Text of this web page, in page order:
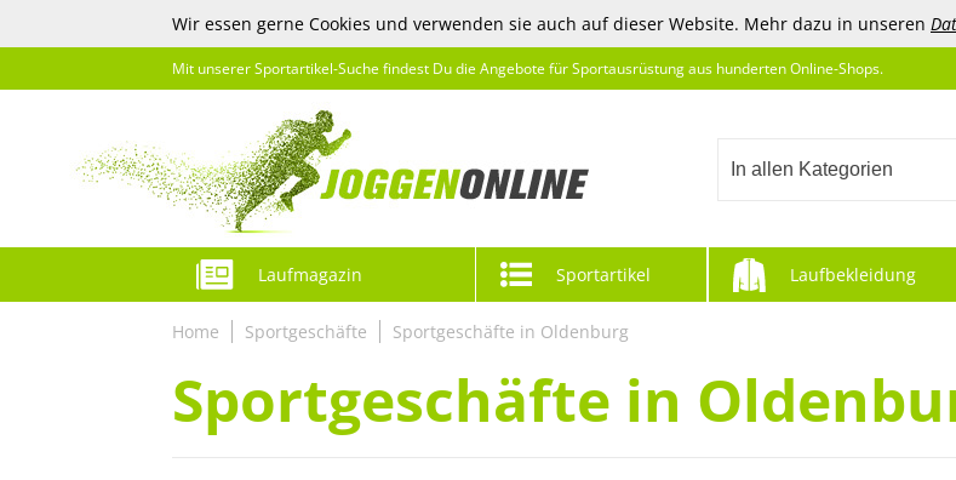
Wir essen gerne Cookies und verwenden sie auch auf dieser Website. Mehr dazu in unseren
Mit unserer Sportartikel-Suche findest Du die Angebote für Sportausrüstung aus hunderten Online-Shops.
In allen Kategorien
Laufmagazin Sportartikel Laufbekleidung
Home Sportgeschäfte Sportgeschäfte in Oldenburg
Sportgeschäfte in